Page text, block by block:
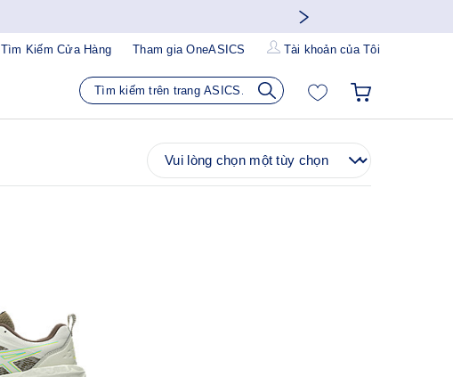
Tìm Kiếm Cửa Hàng Tham gia OneASICS Tài khoản của Tôi